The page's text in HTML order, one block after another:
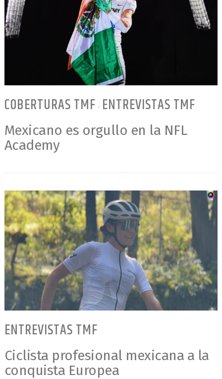
COBERTURAS TMF • ENTREVISTAS TMF
Mexicano es orgullo en la NFL
Academy
ENTREVISTAS TMF
Ciclista profesional mexicana a la
conquista Europea